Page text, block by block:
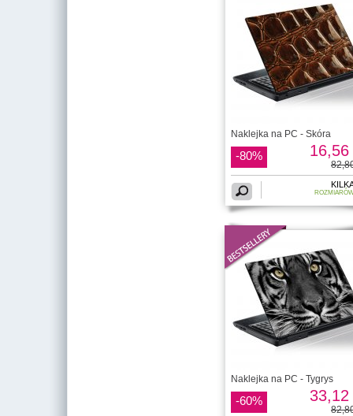
Naklejka na PC - Skóra
-80% 16,56
Naklejka na PC - Tygrys
-60% 33,12